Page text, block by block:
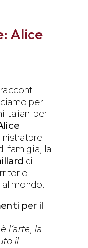
Alice
per
italiani per
famiglia, la
di
mondo.
per il
l’arte, la
il